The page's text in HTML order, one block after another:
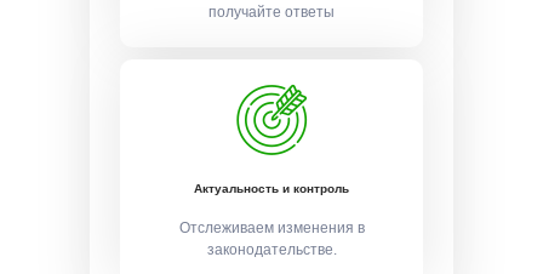
получайте ответы
Актуальность и контроль
Отслеживаем изменения в
законодательстве.